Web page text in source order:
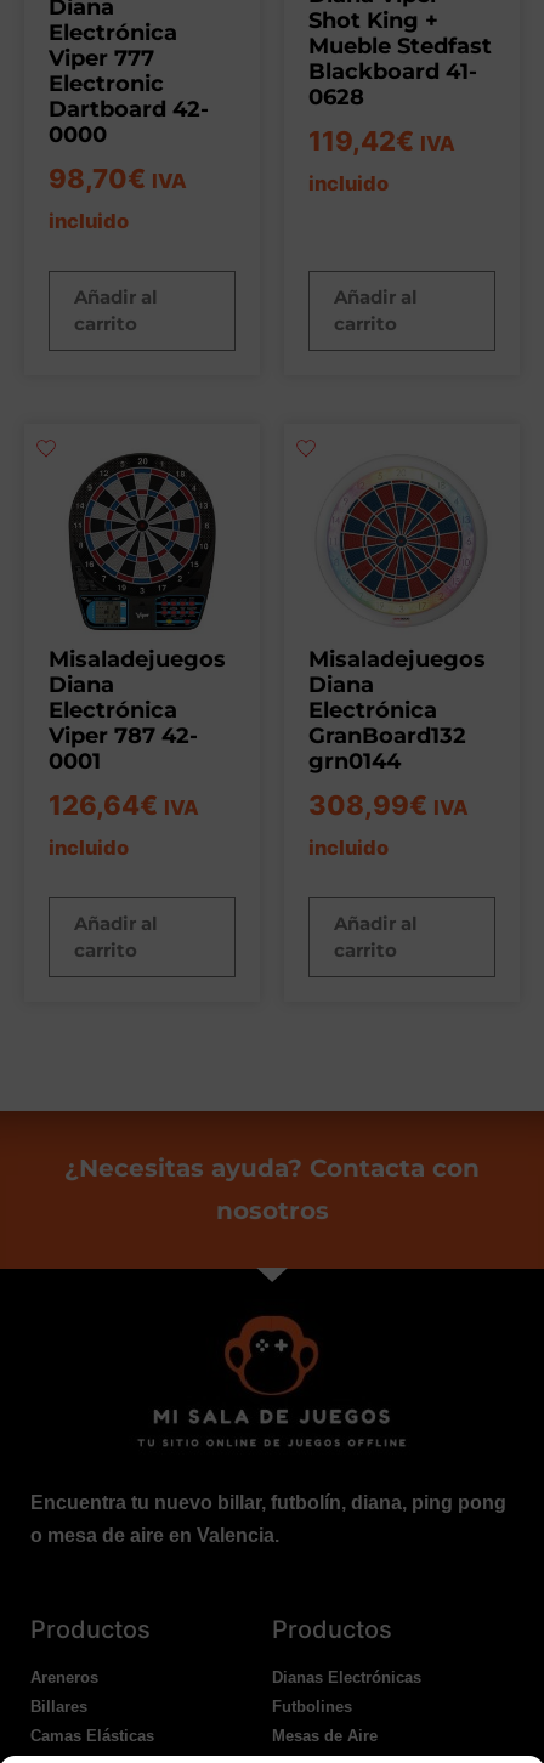
Diana
Electrónica
Viper 777
Electronic
Dartboard 42-
0000
98,70€ IVA
incluido
Añadir al
carrito
Shot King +
Mueble Stedfast
Blackboard 41-
0628
119,42€ IVA
incluido
Añadir al
carrito
Misaladejuegos
Diana
Electrónica
Viper 787 42-
0001
126,64€ IVA
incluido
Añadir al
carrito
Misaladejuegos
Diana
Electrónica
GranBoard132
grn0144
308,99€ IVA
incluido
Añadir al
carrito
¿Necesitas ayuda? Contacta con
nosotros
Encuentra tu nuevo billar, futbolín, diana, ping pong
o mesa de aire en Valencia.
Productos
Areneros
Billares
Camas Elásticas
Productos
Dianas Electrónicas
Futbolines
Mesas de Aire